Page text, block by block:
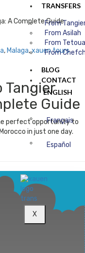
TRANSFERS
From
From Asilah
From
From
BLOG
CONTACT
ENGLISH
Français
Español
X
, Malaga,xauen tours
Tangier
Guide
perfect opportunity to
in just one day.